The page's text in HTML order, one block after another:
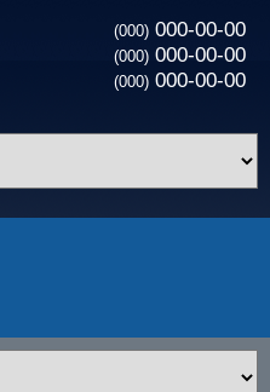
(000) 000-00-00
(000) 000-00-00
(000) 000-00-00